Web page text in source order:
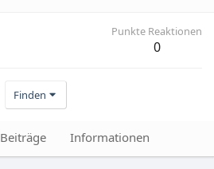
Punkte Reaktionen
0
Finden
Beiträge Informationen